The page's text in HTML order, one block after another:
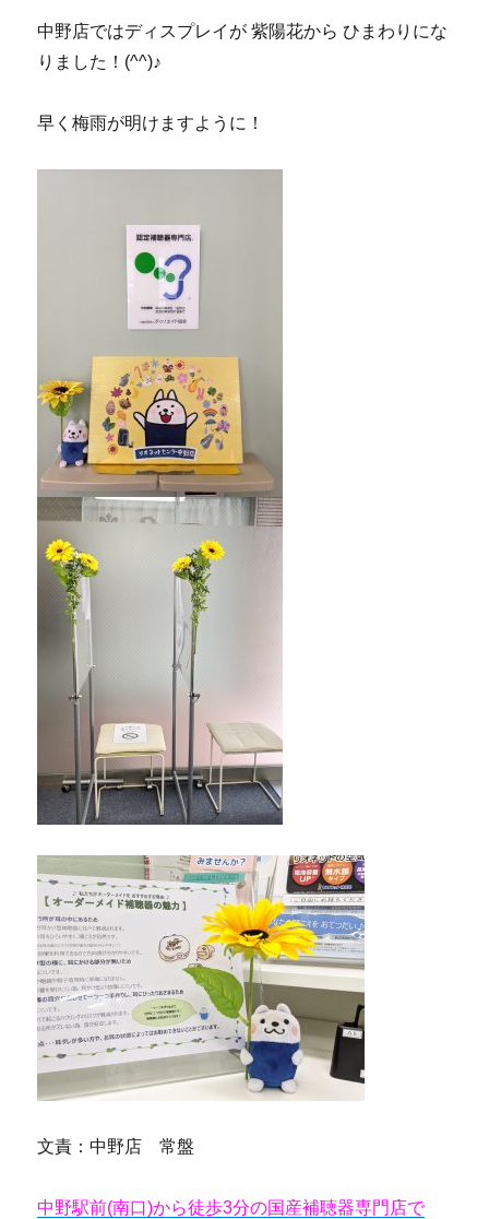
中野店ではディスプレイが 紫陽花から ひまわりにな
りました！(^^)♪
早く梅雨が明けますように！
文責：中野店 常盤
中野駅前(南口)から徒歩3分の国産補聴器専門店で